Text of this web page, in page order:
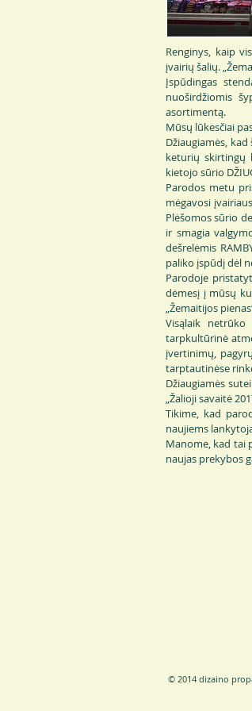
Renginys, kaip
įvairių šalių.
Įspūdingas
nuoširdžiomis
asortimentą.
Mūsų lūkesčiai
Džiaugiamės,
keturių skirtingų
kietojo sūrio
Parodos metu
mėgavosi
Plėšomos sūrio
ir smagia
dešrelėmis
paliko įspūdį dėl
Parodoje
dėmesį į mūsų
„Žemaitijos
Visąlaik
tarpkultūrinė
įvertinimų,
tarptautinėse
Džiaugiamės
„Žalioji savaitė
Tikime, kad
naujiems
Manome, kad tai
naujas prekybos
© 2014 dizaino